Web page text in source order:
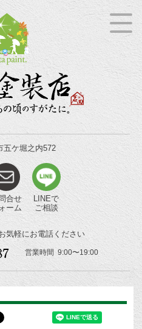
五ケ堀之内572
合せ
ーム
LINEで
ご相談
気軽にお電話ください
営業時間 9:00〜19:00